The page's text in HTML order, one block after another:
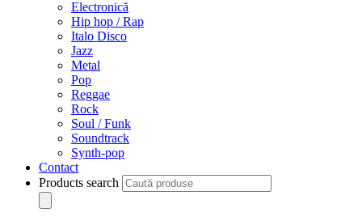
Electronică
Hip hop / Rap
Italo Disco
Jazz
Metal
Pop
Reggae
Rock
Soul / Funk
Soundtrack
Synth-pop
Contact
Products search